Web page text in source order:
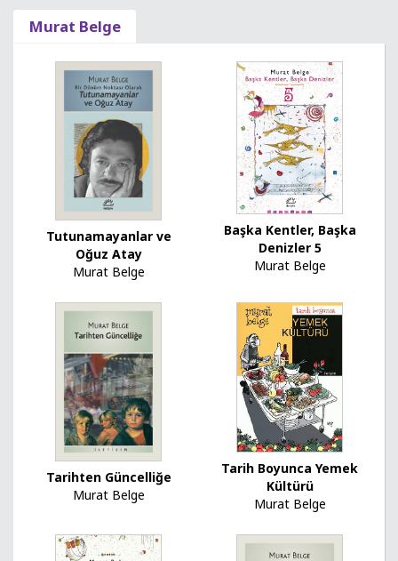
Murat Belge
Tutunamayanlar ve
Oğuz Atay
Murat Belge
Başka Kentler, Başka
Denizler 5
Murat Belge
Tarihten Güncelliğe
Murat Belge
Tarih Boyunca Yemek
Kültürü
Murat Belge